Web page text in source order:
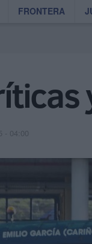
FRONTERA
- 04:00